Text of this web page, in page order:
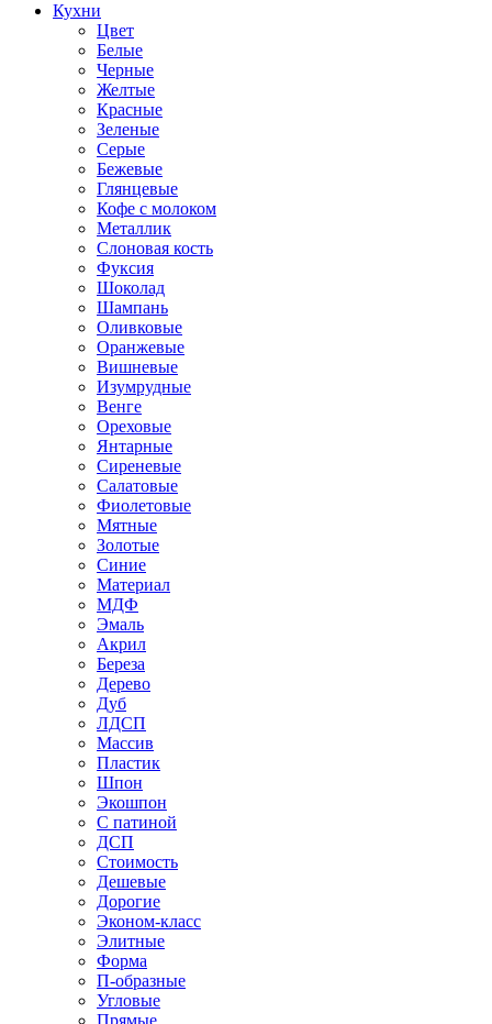
Кухни
Цвет
Белые
Черные
Желтые
Красные
Зеленые
Серые
Бежевые
Глянцевые
Кофе с молоком
Металлик
Слоновая кость
Фуксия
Шоколад
Шампань
Оливковые
Оранжевые
Вишневые
Изумрудные
Венге
Ореховые
Янтарные
Сиреневые
Салатовые
Фиолетовые
Мятные
Золотые
Синие
Материал
МДФ
Эмаль
Акрил
Береза
Дерево
Дуб
ЛДСП
Массив
Пластик
Шпон
Экошпон
С патиной
ДСП
Стоимость
Дешевые
Дорогие
Эконом-класс
Элитные
Форма
П-образные
Угловые
Прямые